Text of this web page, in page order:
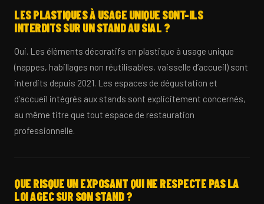
LES PLASTIQUES À USAGE UNIQUE SONT-ILS
INTERDITS SUR UN STAND AU SIAL ?
Oui. Les éléments décoratifs en plastique à usage unique
(nappes, habillages non réutilisables, vaisselle d’accueil) sont
interdits depuis 2021. Les espaces de dégustation et
d’accueil intégrés aux stands sont explicitement concernés,
au même titre que tout espace de restauration
professionnelle.
QUE RISQUE UN EXPOSANT QUI NE RESPECTE PAS LA
LOI AGEC SUR SON STAND ?